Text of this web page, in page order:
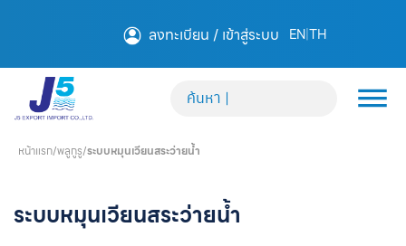
ลงทะเบียน / เข้าสู่ระบบ EN|TH
หน้าแรก/พลูกูรู/ระบบหมุนเวียนสระว่ายน้ำ
ระบบหมุนเวียนสระว่ายน้ำ